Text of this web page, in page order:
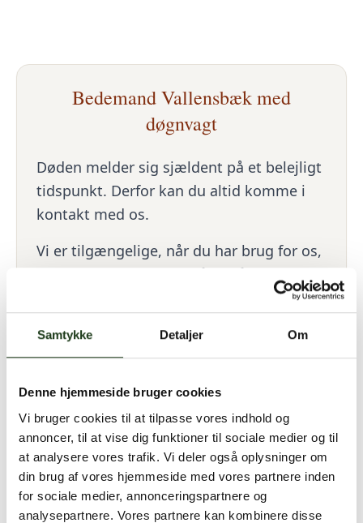
Samtykke Detaljer Om
Denne hjemmeside bruger cookies
Vi bruger cookies til at tilpasse vores indhold og
annoncer, til at vise dig funktioner til sociale medier og til
at analysere vores trafik. Vi deler også oplysninger om
din brug af vores hjemmeside med vores partnere inden
for sociale medier, annonceringspartnere og
analysepartnere. Vores partnere kan kombinere disse
Bedemand Vallensbæk med
døgnvagt
Døden melder sig sjældent på et belejligt
tidspunkt. Derfor kan du altid komme i
kontakt med os.
Vi er tilgængelige, når du har brug for os,
og vi reagerer hurtigt, så du får den
nødvendige støtte uden unødig ventetid.
Det er vigtigt for os, at du kan få den
behov for det.
Uanset om du har spørgsmål, eller ønsker
en personlig samtale, er vi her for at
hjælpe dig.